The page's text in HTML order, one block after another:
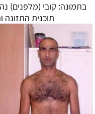
בתמונה: קובי (מלפנים)
תוכנית התזונה ו